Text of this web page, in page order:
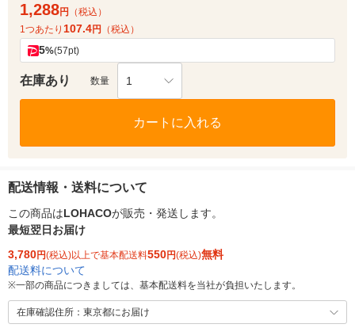
1,288円
（税込）
1つあたり 107.4円 （税込）
5%(57pt)
在庫あり 数量 1
カートに入れる
配送情報・送料について
この商品はLOHACOが販売・発送します。
最短翌日お届け
3,780円(税込)以上で基本配送料550円(税込)無料
配送料について
※一部の商品につきましては、基本配送料を当社が負担いたします。
在庫確認住所：東京都にお届け